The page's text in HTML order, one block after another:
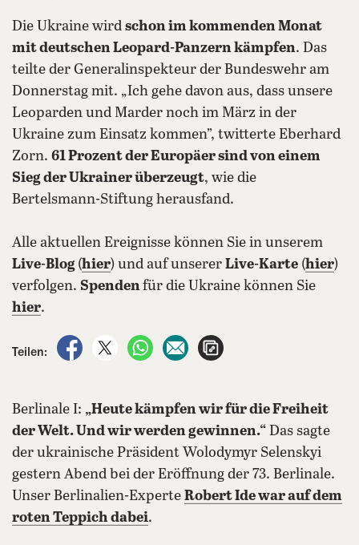
Die Ukraine wird schon im kommenden Monat
mit deutschen Leopard-Panzern kämpfen. Das
teilte der Generalinspekteur der Bundeswehr am
Donnerstag mit. „Ich gehe davon aus, dass unsere
Leoparden und Marder noch im März in der
Ukraine zum Einsatz kommen”, twitterte Eberhard
Zorn. 61 Prozent der Europäer sind von einem
Sieg der Ukrainer überzeugt, wie die
Bertelsmann-Stiftung herausfand.
Alle aktuellen Ereignisse können Sie in unserem
Live-Blog (hier) und auf unserer Live-Karte (hier)
verfolgen. Spendenfür die Ukraine können Sie
hier.
Teilen:
auf Facebook teilen
auf X teilenper WhatsApp teilen
per E-Mail teilen
Berlinale I: „Heute kämpfen wir für die Freiheit
der Welt. Und wir werden gewinnen.“ Das sagte
der ukrainische Präsident Wolodymyr Selenskyi
gestern Abend bei der Eröffnung der 73. Berlinale.
Unser Berlinalien-Experte Robert Ide war auf dem
roten Teppich dabei.